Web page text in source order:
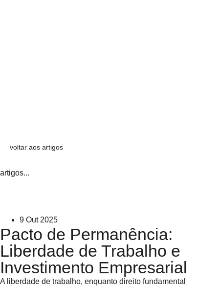
voltar aos artigos
artigos...
9 Out 2025
Pacto de Permanência:
Liberdade de Trabalho e
Investimento Empresarial
A liberdade de trabalho, enquanto direito fundamental